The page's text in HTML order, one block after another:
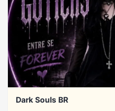
Dark Souls BR